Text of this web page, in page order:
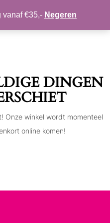
DINGEN
Onze winkel wordt momenteel
online komen!
vanaf €35,- Negeren